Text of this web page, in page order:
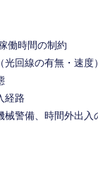
働時間の制約
回線の有無・速度）
経路
警備、時間外出入